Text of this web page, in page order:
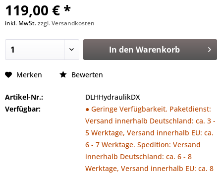
119,00 € *
inkl. MwSt.zzgl. Versandkosten
In den Warenkorb
Merken Bewerten
Artikel-Nr.:
DLHHydraulikDX
Verfügbar:
● Geringe Verfügbarkeit. Paketdienst:
Versand innerhalb Deutschland: ca. 3 -
5 Werktage, Versand innerhalb EU: ca.
6 - 7 Werktage. Spedition: Versand
innerhalb Deutschland: ca. 6 - 8
Werktage, Versand innerhalb EU: ca. 8